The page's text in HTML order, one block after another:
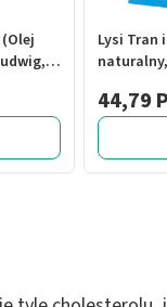
Lysi Tran
44,79